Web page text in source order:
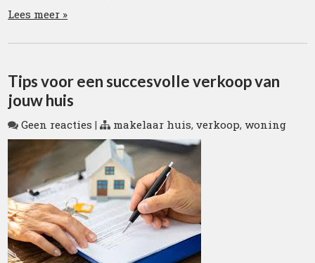
Lees meer »
Tips voor een succesvolle verkoop van
jouw huis
Geen reacties | makelaar huis,verkoop,woning